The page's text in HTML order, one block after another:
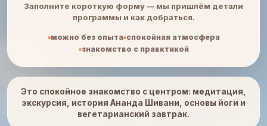
Заполните короткую форму — мы пришлём детали
программы и как добраться.
можно без опыта спокойная атмосфера
знакомство с правктикой
Это спокойное знакомство с центром: медитация,
экскурсия, история Ананда Шивани, основы йоги и
вегетарианский завтрак.